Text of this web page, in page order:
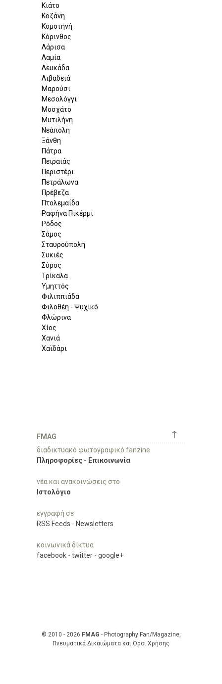
Κιάτο
Κοζάνη
Κομοτηνή
Κόρινθος
Λάρισα
Λαμία
Λευκάδα
Λιβαδειά
Μαρούσι
Μεσολόγγι
Μοσχάτο
Μυτιλήνη
Νεάπολη
Ξάνθη
Πάτρα
Πειραιάς
Περιστέρι
Πετράλωνα
Πρέβεζα
Πτολεμαΐδα
Ραφήνα Πικέρμι
Ρόδος
Σάμος
Σταυρούπολη
Συκιές
Σύρος
Τρίκαλα
Υμηττός
Φιλιππιάδα
Φιλοθέη - Ψυχικό
Φλώρινα
Χίος
Χανιά
Χαϊδάρι
↑
FMAG
διαδικτυακό φωτογραφικό fanzine
Πληροφορίες - Επικοινωνία
νέα και ανακοινώσεις στο
Ιστολόγιο
εγγραφή σε
RSS Feeds - Newsletters
κοινωνικά δίκτυα
facebook - twitter - google+
© 2010 - 2026 FMAG - Photography Fan/Magazine,
Πνευματικά Δικαιώματα και Όροι Χρήσης